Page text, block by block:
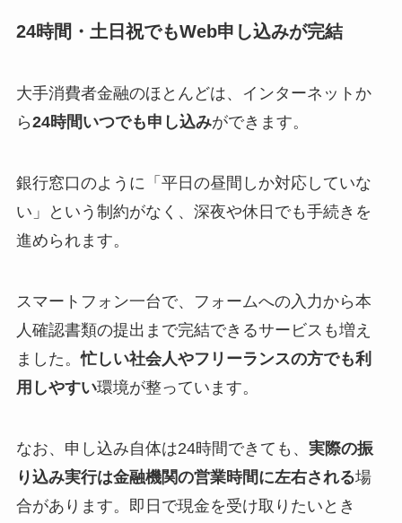
24時間・土日祝でもWeb申し込みが完結
大手消費者金融のほとんどは、インターネットか
ら24時間いつでも申し込みができます。
銀行窓口のように「平日の昼間しか対応していな
い」という制約がなく、深夜や休日でも手続きを
進められます。
スマートフォン一台で、フォームへの入力から本
人確認書類の提出まで完結できるサービスも増え
ました。忙しい社会人やフリーランスの方でも利
用しやすい環境が整っています。
なお、申し込み自体は24時間できても、 実際の振
り込み実行は金融機関の営業時間に左右される場
合があります。即日で現金を受け取りたいとき